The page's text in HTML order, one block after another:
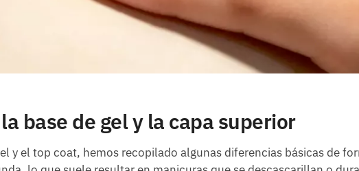
base de gel y la capa superior
y el top coat, hemos recopilado algunas diferencias básicas de